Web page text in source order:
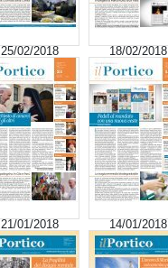
25/02/2018 18/02/2018
21/01/2018 14/01/2018